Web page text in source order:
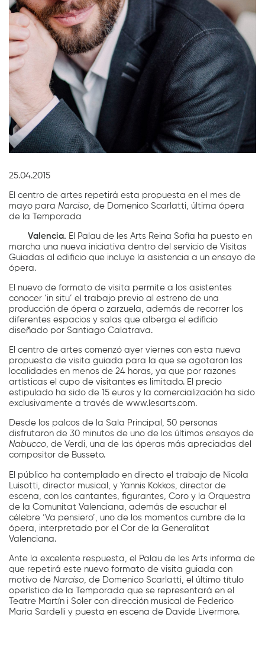
25.04.2015
El centro de artes repetirá esta propuesta en el mes de
mayo paraNarciso , de Domenico Scarlatti, última ópera
de la Temporada
Valencia. El Palau de les Arts Reina Sofía ha puesto en
marcha una nueva iniciativa dentro del servicio de Visitas
Guiadas al edificio que incluye la asistencia a un ensayo de
ópera.
El nuevo de formato de visita permite a los asistentes
conocer ‘in situ’ el trabajo previo al estreno de una
producción de ópera o zarzuela, además de recorrer los
diferentes espacios y salas que alberga el edificio
diseñado por Santiago Calatrava.
El centro de artes comenzó ayer viernes con esta nueva
propuesta de visita guiada para la que se agotaron las
localidades en menos de 24 horas, ya que por razones
artísticas el cupo de visitantes es limitado. El precio
estipulado ha sido de 15 euros y la comercialización ha sido
exclusivamente a través de www.lesarts.com.
Desde los palcos de la Sala Principal, 50 personas
disfrutaron de 30 minutos de uno de los últimos ensayos de
Nabucco, de Verdi, una de las óperas más apreciadas del
compositor de Busseto.
El público ha contemplado en directo el trabajo de Nicola
Luisotti, director musical, y Yannis Kokkos, director de
escena, con los cantantes, figurantes, Coro y la Orquestra
de la Comunitat Valenciana, además de escuchar el
célebre ‘Va pensiero’, uno de los momentos cumbre de la
ópera, interpretado por el Cor de la Generalitat
Valenciana.
Ante la excelente respuesta, el Palau de les Arts informa de
que repetirá este nuevo formato de visita guiada con
motivo deNarciso , de Domenico Scarlatti, el último título
operístico de la Temporada que se representará en el
Teatre Martín i Soler con dirección musical de Federico
Maria Sardelli y puesta en escena de Davide Livermore.